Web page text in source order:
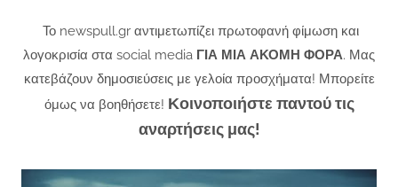
Το newspull.gr αντιμετωπίζει πρωτοφανή φίμωση και
λογοκρισία στα social media ΓΙΑ ΜΙΑ ΑΚΟΜΗ ΦΟΡΑ. Μας
κατεβάζουν δημοσιεύσεις με γελοία προσχήματα! Μπορείτε
όμως να βοηθήσετε! Κοινοποιήστε παντού τις
αναρτήσεις μας!